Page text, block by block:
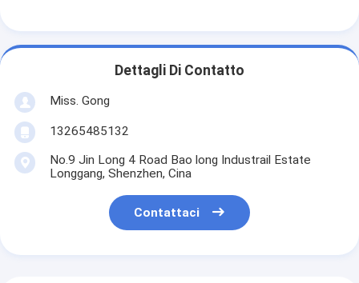
Dettagli Di Contatto
Miss. Gong
13265485132
No.9 Jin Long 4 Road Bao long Industrail Estate
Longgang, Shenzhen, Cina
Contattaci